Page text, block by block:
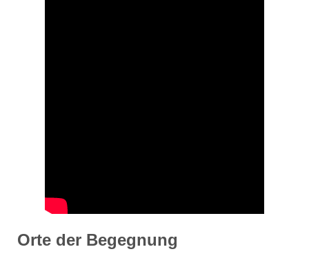
Orte der Begegnung